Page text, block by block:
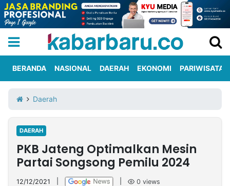
Iklan
Berita
Kami
Nasional
International
Olahraga
Entertainment
Daerah
Pariwisata
Kuliner
Kolom
BERANDA NASIONAL DAERAH EKONOMI PARIWISATA
Daerah
DAERAH
PKB Jateng Optimalkan Mesin
Partai Songsong Pemilu 2024
12/12/2021 0 views